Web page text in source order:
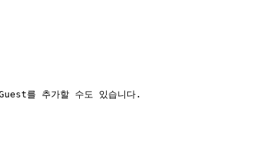
를 추가할 수도 있습니다.